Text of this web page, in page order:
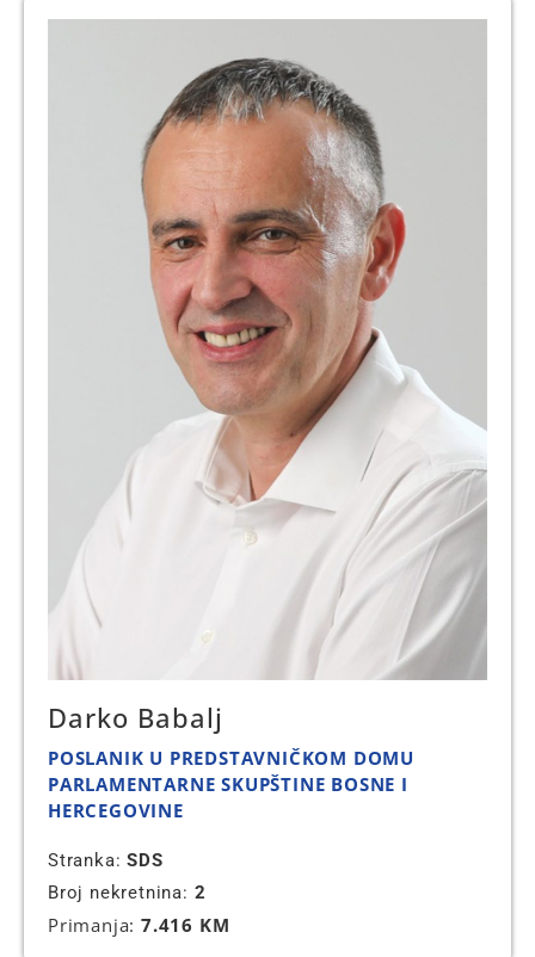
Darko Babalj
POSLANIK U PREDSTAVNIČKOM DOMU
PARLAMENTARNE SKUPŠTINE BOSNE I
HERCEGOVINE
Stranka:SDS
Broj nekretnina: 2
Primanja: 7.416 KM